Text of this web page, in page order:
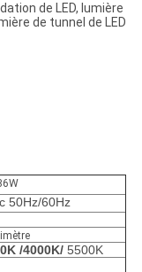
de LED, lumière
de tunnel de LED
50Hz/60Hz
/4000K/ 5500K